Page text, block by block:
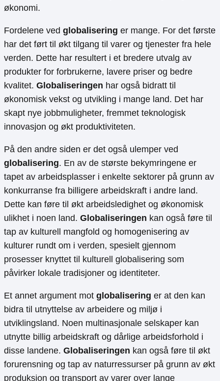
økonomi.
Fordelene ved globalisering er mange. For det første
har det ført til økt tilgang til varer og tjenester fra hele
verden. Dette har resultert i et bredere utvalg av
produkter for forbrukerne, lavere priser og bedre
kvalitet. Globaliseringen har også bidratt til
økonomisk vekst og utvikling i mange land. Det har
skapt nye jobbmuligheter, fremmet teknologisk
innovasjon og økt produktiviteten.
På den andre siden er det også ulemper ved
globalisering. En av de største bekymringene er
tapet av arbeidsplasser i enkelte sektorer på grunn av
konkurranse fra billigere arbeidskraft i andre land.
Dette kan føre til økt arbeidsledighet og økonomisk
ulikhet i noen land. Globaliseringen kan også føre til
tap av kulturell mangfold og homogenisering av
kulturer rundt om i verden, spesielt gjennom
prosesser knyttet til kulturell globalisering som
påvirker lokale tradisjoner og identiteter.
Et annet argument mot globalisering er at den kan
bidra til utnyttelse av arbeidere og miljø i
utviklingsland. Noen multinasjonale selskaper kan
utnytte billig arbeidskraft og dårlige arbeidsforhold i
disse landene. Globaliseringen kan også føre til økt
forurensning og tap av naturressurser på grunn av økt
produksjon og transport av varer over lange